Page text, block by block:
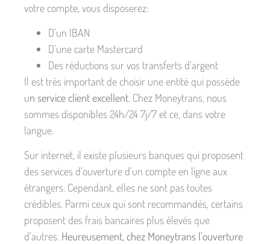
votre compte, vous disposerez:
D’un IBAN
D’une carte Mastercard
Des réductions sur vos transferts d’argent
Il est très important de choisir une entité qui possède
un service client excellent. Chez Moneytrans, nous
sommes disponibles 24h/24 7j/7 et ce, dans votre
langue.
Sur internet, il existe plusieurs banques qui proposent
des services d’ouverture d’un compte en ligne aux
étrangers. Cependant, elles ne sont pas toutes
crédibles. Parmi ceux qui sont recommandés, certains
proposent des frais bancaires plus élevés que
d’autres. Heureusement, chez Moneytrans l’ouverture